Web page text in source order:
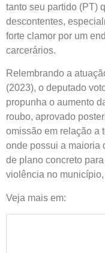
tanto seu partido (PT)
descontentes,
forte clamor por um
carcerários.
Relembrando a
(2023), o deputado
propunha o aumento
roubo, aprovado
omissão em relação a
onde possui a maioria
de plano concreto
violência no
Veja mais em: